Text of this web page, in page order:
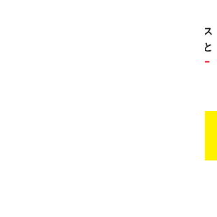
。ガソリンス
タンドや整備工場の既存インフラを活用すること
リー